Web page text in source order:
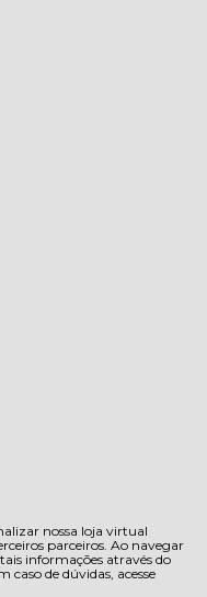
nossa loja virtual
parceiros. Ao navegar
informações através do
caso de dúvidas, acesse